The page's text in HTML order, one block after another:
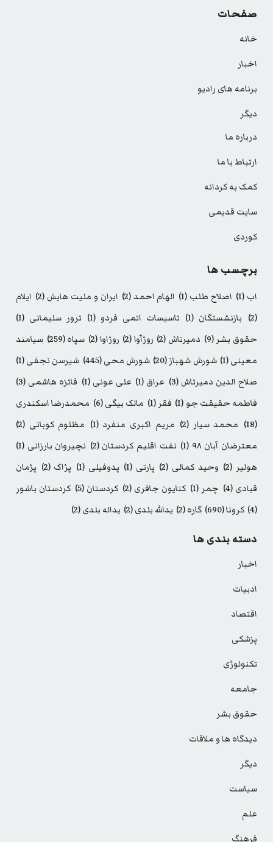
صفحات
خانه
اخبار
برنامه های رادیو
دیگر
درباره ما
ارتباط با ما
کمک به کردانه
سایت قدیمی
کوردی
برچسب ها
اب (1) اصلاح طلب (1) الهام احمد(2) ایران و ملیت هایش (2)
ایلام
(2)
بازنشستگان (1) تاسیسات اتمی فردو (1) ترور سلیمانی (1)
حقوق بشر (9) دمیرتاش (2) روژآوا(2) روژاوا(2) سپاه(259)
سیامند
معینی(1) شورش شهباز(20) شورش محی(445) شیرسن نجفی(1)
صلاح الدین دمیرتاش (3) عراق (1) علی عونی (1) فائزه هاشمی (3)
فاطمه حقیقت جو (1) فقر (1) مالک بیگی(6)
محمدرضا اسکندری
(18)
محمد سیار (2) مریم اکبری منفرد (1) مظلوم کوبانی (2)
معترضان آبان ۹۸
(1) نفت اقلیم کردستان (2) نچیروان بارزانی (1)
هولیر (2) وحید کمالی (2) پارتی (1) پدوفیلی (1) پژاک (2)
پژمان
قبادی (4) چمر (1) کتایون جافری (2) کردستان (5)
کردستان باشور
(4)
کرونا(690) گاره(2) یدالله بلدی(2) یداله بلدی(2)
دسته بندی ها
اخبار
ادبیات
اقتصاد
پزشکی
تکنولوژی
جامعه
حقوق بشر
دیدگاه ها و ملاقات
دیگر
سیاست
علم
فرهنگ